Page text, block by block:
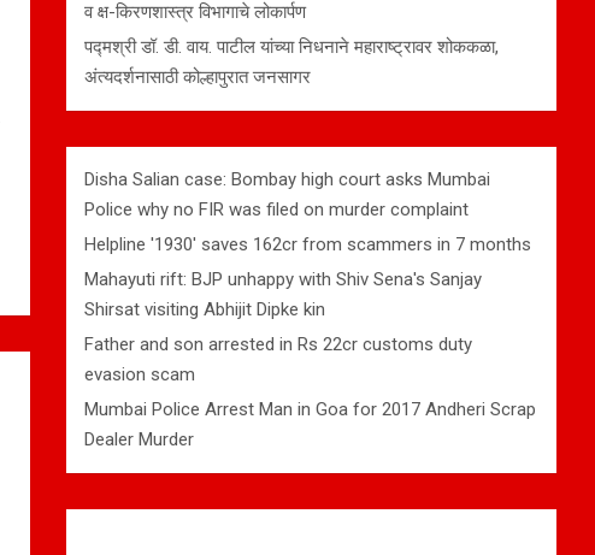
व क्ष-किरणशास्त्र विभागाचे लोकार्पण
पद्मश्री डॉ. डी. वाय. पाटील यांच्या निधनाने महाराष्ट्रावर शोककळा,
अंत्यदर्शनासाठी कोल्हापुरात जनसागर
Disha Salian case: Bombay high court asks Mumbai
Police why no FIR was filed on murder complaint
Helpline '1930' saves 162cr from scammers in 7 months
Mahayuti rift: BJP unhappy with Shiv Sena's Sanjay
Shirsat visiting Abhijit Dipke kin
Father and son arrested in Rs 22cr customs duty
evasion scam
Mumbai Police Arrest Man in Goa for 2017 Andheri Scrap
Dealer Murder